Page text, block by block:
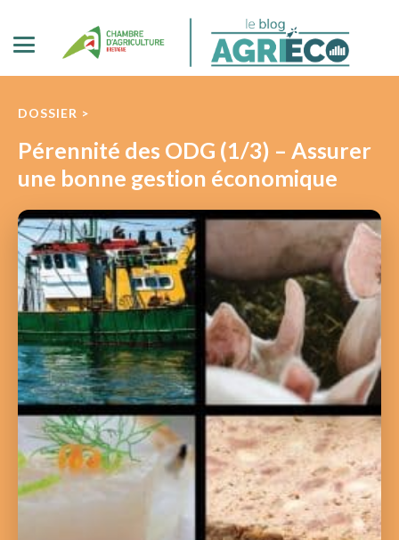
DOSSIER >
Pérennité des ODG (1/3) – Assurer
une bonne gestion économique